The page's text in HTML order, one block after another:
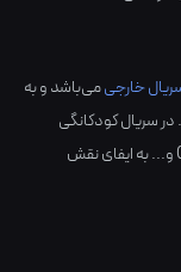
خارجیمی‌باشد و به
سریال کودکانگی
و... به ایفای نقش